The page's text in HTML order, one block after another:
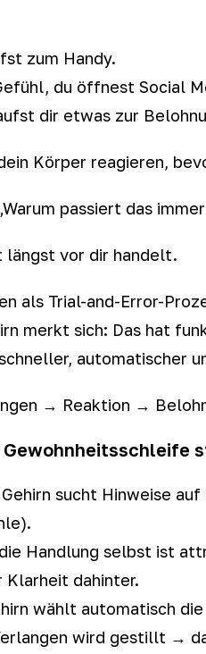
zum Handy.
du öffnest Social
dir etwas zur
Körper reagieren,
passiert das
längst vor dir handelt.
als Trial-and-Error-
merkt sich: Das hat
automatischer
→ Reaktion →
Gewohnheitsschleife
Gehirn sucht Hinweise
Handlung selbst ist
Klarheit dahinter.
wählt automatisch
wird gestillt →